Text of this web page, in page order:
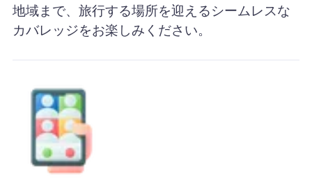
地域まで、旅行する場所を迎えるシームレスな
カバレッジをお楽しみください。